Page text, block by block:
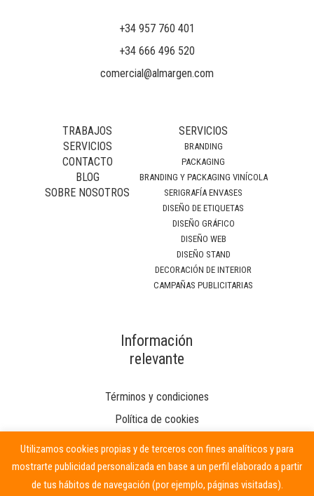
+34 957 760 401
+34 666 496 520
comercial@almargen.com
TRABAJOS
SERVICIOS
CONTACTO
BLOG
SOBRE NOSOTROS
SERVICIOS
BRANDING
PACKAGING
BRANDING Y PACKAGING VINÍCOLA
SERIGRAFÍA ENVASES
DISEÑO DE ETIQUETAS
DISEÑO GRÁFICO
DISEÑO WEB
DISEÑO STAND
DECORACIÓN DE INTERIOR
CAMPAÑAS PUBLICITARIAS
Información
relevante
Términos y condiciones
Política de cookies
Utilizamos cookies propias y de terceros con fines analíticos y para
mostrarte publicidad personalizada en base a un perfil elaborado a partir
de tus hábitos de navegación (por ejemplo, páginas visitadas).